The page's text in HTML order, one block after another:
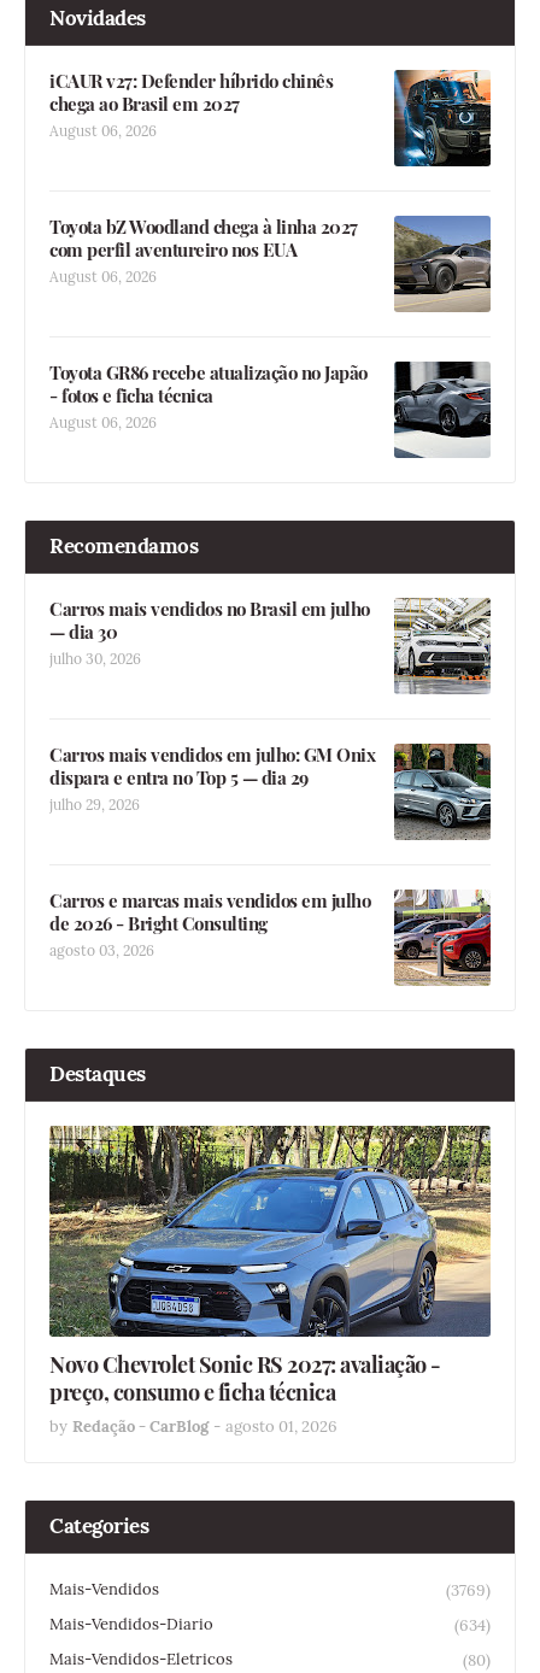
Novidades
iCAUR v27: Defender híbrido chinês
chega ao Brasil em 2027
August 06, 2026
Toyota bZ Woodland chega à linha 2027
com perfil aventureiro nos EUA
August 06, 2026
Toyota GR86 recebe atualização no Japão
- fotos e ficha técnica
August 06, 2026
Recomendamos
Carros mais vendidos no Brasil em julho
— dia 30
julho 30, 2026
Carros mais vendidos em julho: GM Onix
dispara e entra no Top 5 — dia 29
julho 29, 2026
Carros e marcas mais vendidos em julho
de 2026 - Bright Consulting
agosto 03, 2026
Destaques
Novo Chevrolet Sonic RS 2027: avaliação -
preço, consumo e ficha técnica
by Redação - CarBlog - agosto 01, 2026
Categories
Mais-Vendidos
(3769)
Mais-Vendidos-Diario
(634)
Mais-Vendidos-Eletricos
(80)